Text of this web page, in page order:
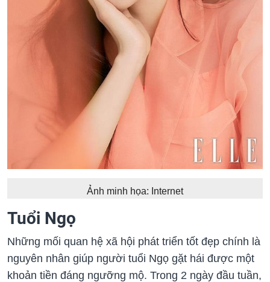
Ảnh minh họa: Internet
Tuổi Ngọ
Những mối quan hệ xã hội phát triển tốt đẹp chính là
nguyên nhân giúp người tuổi Ngọ gặt hái được một
khoản tiền đáng ngưỡng mộ. Trong 2 ngày đầu tuần,